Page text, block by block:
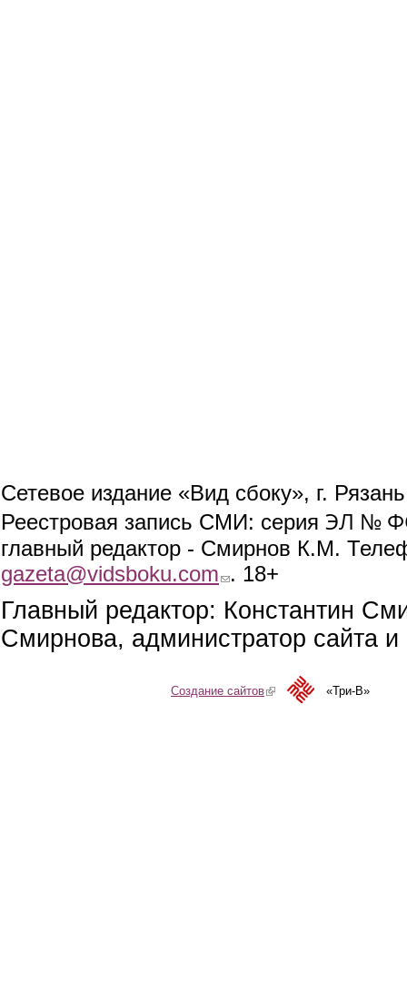
Сетевое издание «Вид сбоку», г.
Реестровая запись СМИ: серия ЭЛ №
главный редактор - Смирнов К.М.
gazeta@vidsboku.com (link sends e-mail)
. 18+
Главный редактор: Константин
Смирнова, администратор сайта
Создание сайтов(link is external)«Три-В»